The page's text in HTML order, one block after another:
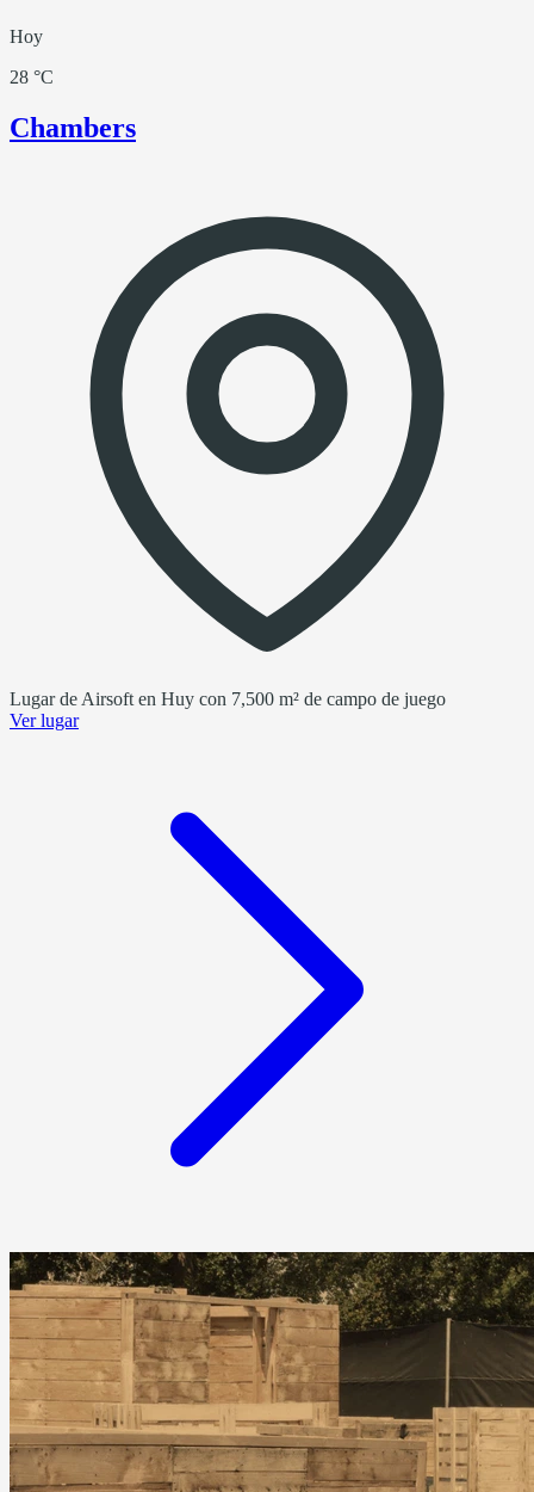
Hoy
28 °C
Chambers
Lugar de Airsoft en Huy con 7,500 m² de campo de juego
Ver lugar